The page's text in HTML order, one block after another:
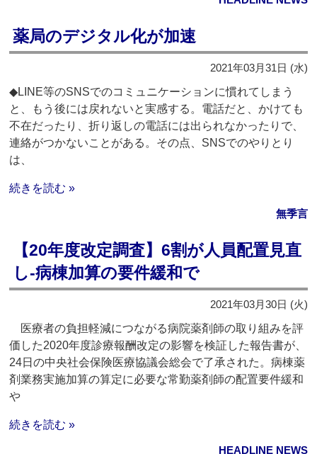
薬局のデジタル化が加速
2021年03月31日 (水)
◆LINE等のSNSでのコミュニケーションに慣れてしまう
と、もう後には戻れないと実感する。電話だと、かけても
不在だったり、折り返しの電話には出られなかったりで、
連絡がつかないことがある。その点、SNSでのやりとり
は、
続きを読む »
無季言
【20年度改定調査】6割が人員配置見直
し‐病棟加算の要件緩和で
2021年03月30日 (火)
医療者の負担軽減につながる病院薬剤師の取り組みを評
価した2020年度診療報酬改定の影響を検証した報告書が、
24日の中央社会保険医療協議会総会で了承された。病棟薬
剤業務実施加算の算定に必要な常勤薬剤師の配置要件緩和
や
続きを読む »
HEADLINE NEWS